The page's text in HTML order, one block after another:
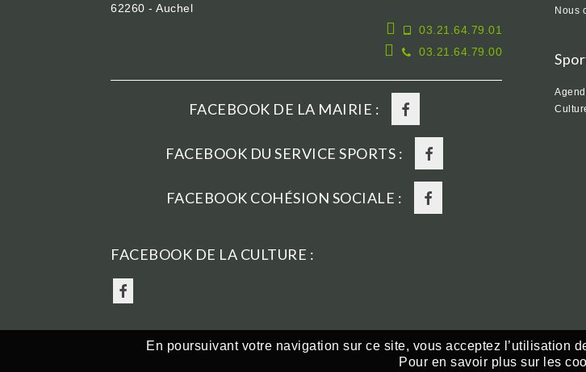
62260 - Auchel
03.21.64.79.01
03.21.64.79.00
FACEBOOK DE LA MAIRIE :
FACEBOOK DU SERVICE SPORTS :
FACEBOOK COHÉSION SOCIALE :
FACEBOOK DE LA CULTURE :
Nous
En poursuivant votre navigation sur ce site, vous acceptez l’utilisation
Pour en savoir plus sur les